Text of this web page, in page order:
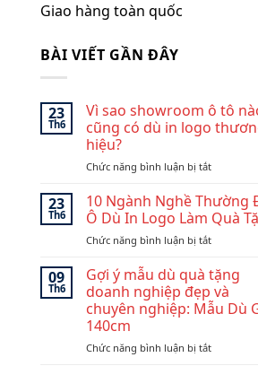
Giao hàng toàn quốc
BÀI VIẾT GẦN ĐÂY
23
Th6
Vì sao showroom ô tô
cũng có dù in logo
hiệu?
Chức năng bình luận bị tắtở
sao
showroom
ô
tô
cũng
có
dù
in
thương
23
Th6
10 Ngành Nghề Thường
Ô Dù In Logo Làm Quà
Chức năng bình luận bị tắtở
Ngành
Nghề
Thường
Đặt
Dù
09
Th6
Gợi ý mẫu dù quà tặng
doanh nghiệp đẹp và
chuyên nghiệp: Mẫu Dù
140cm
Chức năng bình luận bị tắtở